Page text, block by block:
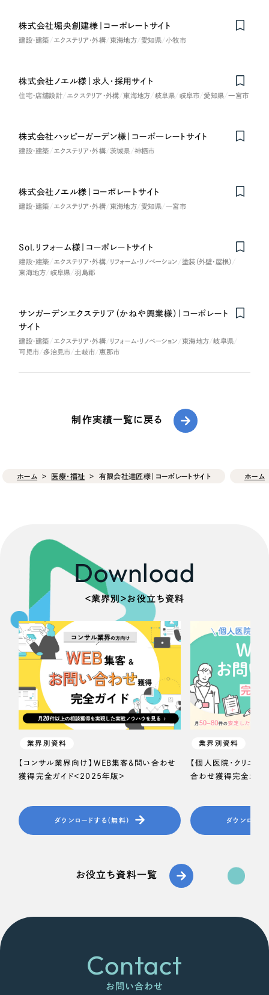
株式会社堀央創建様｜コーポレートサイト
建設・建築 エクステリア・外構 東海地方 愛知県 小牧市
株式会社ノエル様｜求人・採用サイト
住宅・店舗設計 エクステリア・外構 東海地方 岐阜県 岐阜市 愛知県 一宮市
株式会社ハッピーガーデン様｜コーポ―レートサイト
建設・建築 エクステリア・外構 茨城県 神栖市
株式会社ノエル様｜コーポレートサイト
建設・建築 エクステリア・外構 東海地方 愛知県 一宮市
Sol.リフォーム様｜コーポレートサイト
建設・建築 エクステリア・外構 リフォーム・リノベーション
塗装（外壁・屋根）
東海地方
岐阜県 羽島郡
サンガーデンエクステリア（かねや興業様）｜コーポレート
サイト
建設・建築 エクステリア・外構 リフォーム・リノベーション 東海地方
岐阜県
可児市
多治見市 土岐市 恵那市
制作実績一覧に戻る
ホーム 医療・福祉 有限会社達匠様｜コーポレートサイト ホーム
Download
＜業界別＞お役立ち資料
業界別資料
【コンサル業界向け】WEB集客＆問い合わせ
獲得完全ガイド＜2025年版＞
ダウンロードする（無料）
業界別資料
【個人医院・クリニッ
合わせ獲得完全ガイ
ダウンロード
お役立ち資料一覧
Contact
お問い合わせ